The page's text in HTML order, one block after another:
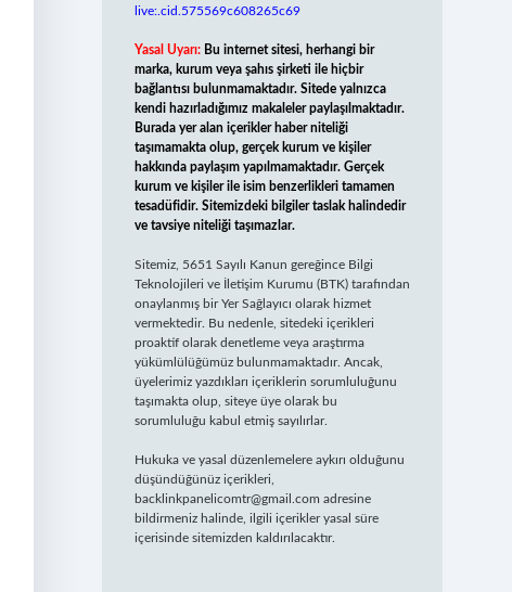
live:.cid.575569c608265c69
Yasal Uyarı: Bu internet sitesi, herhangi bir
marka, kurum veya şahıs şirketi ile hiçbir
bağlantısı bulunmamaktadır. Sitede yalnızca
kendi hazırladığımız makaleler paylaşılmaktadır.
Burada yer alan içerikler haber niteliği
taşımamakta olup, gerçek kurum ve kişiler
hakkında paylaşım yapılmamaktadır. Gerçek
kurum ve kişiler ile isim benzerlikleri tamamen
tesadüfidir. Sitemizdeki bilgiler taslak halindedir
ve tavsiye niteliği taşımazlar.
Sitemiz, 5651 Sayılı Kanun gereğince Bilgi
Teknolojileri ve İletişim Kurumu (BTK) tarafından
onaylanmış bir Yer Sağlayıcı olarak hizmet
vermektedir. Bu nedenle, sitedeki içerikleri
proaktif olarak denetleme veya araştırma
yükümlülüğümüz bulunmamaktadır. Ancak,
üyelerimiz yazdıkları içeriklerin sorumluluğunu
taşımakta olup, siteye üye olarak bu
sorumluluğu kabul etmiş sayılırlar.
Hukuka ve yasal düzenlemelere aykırı olduğunu
düşündüğünüz içerikleri,
backlinkpanelicomtr@gmail.com adresine
bildirmeniz halinde, ilgili içerikler yasal süre
içerisinde sitemizden kaldırılacaktır.